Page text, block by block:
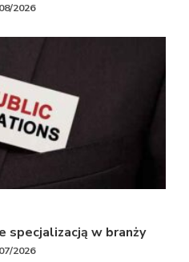
2026
specjalizacją w branży
2026